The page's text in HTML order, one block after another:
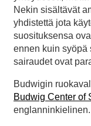
Nekin sisältävät
yhdistettä jota
suosituksensa
ennen kuin syöpä
sairaudet ovat
Budwigin
Budwig Center of
englanninkielinen.